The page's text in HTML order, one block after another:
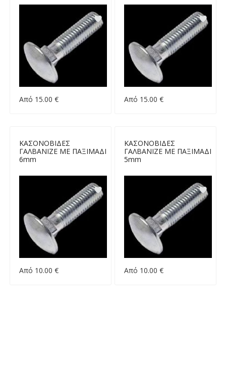
Από 15.00 € Από 15.00 €
ΚΑΣΟΝΟΒΙΔΕΣ
ΓΑΛΒΑΝΙΖΕ ΜΕ ΠΑΞΙΜΑΔΙ
6mm
Από 10.00 €
ΚΑΣΟΝΟΒΙΔΕΣ
ΓΑΛΒΑΝΙΖΕ ΜΕ ΠΑΞΙΜΑΔΙ
5mm
Από 10.00 €